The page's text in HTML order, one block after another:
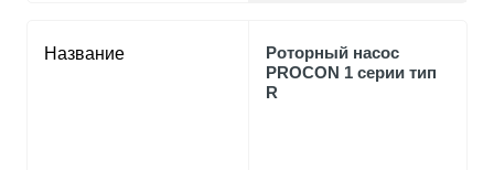
Название
Роторный насос
PROCON 1 серии тип
R